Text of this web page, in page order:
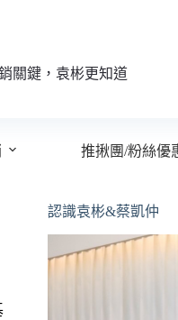
關鍵，袁彬更知道
推揪團/粉絲優
認識袁彬&蔡凱仲